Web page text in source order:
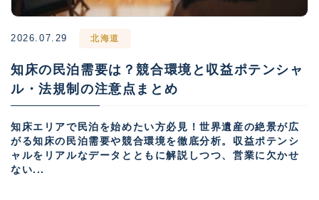
2026.07.29 北海道
知床の民泊需要は？競合環境と収益ポテンシャ
ル・法規制の注意点まとめ
知床エリアで民泊を始めたい方必見！世界遺産の絶景が広
がる知床の民泊需要や競合環境を徹底分析。収益ポテンシ
ャルをリアルなデータとともに解説しつつ、営業に欠かせ
ない...